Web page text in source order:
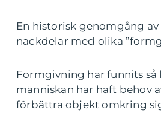
En historisk genomgång
nackdelar med olika
Formgivning har funnits så
människan har haft behov
förbättra objekt omkring